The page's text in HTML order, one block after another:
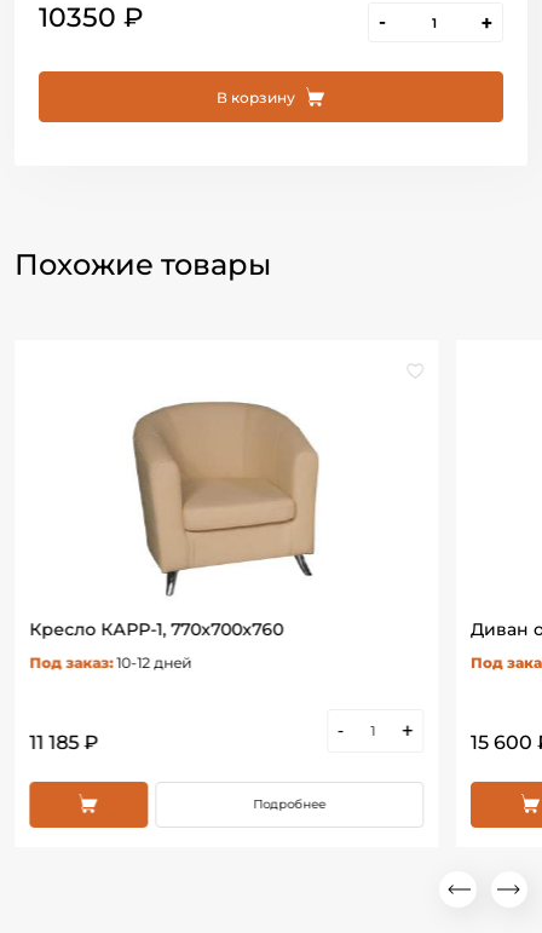
10350 ₽ - +
В корзину
Похожие товары
Кресло КАРР-1, 770х700х760
Под заказ: 10-12 дней
11 185 ₽
- +
Подробнее
Диван
Под
15 600